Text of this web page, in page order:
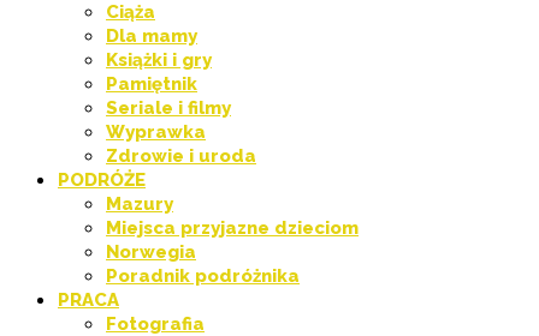
Ciąża
Dla mamy
Książki i gry
Pamiętnik
Seriale i filmy
Wyprawka
Zdrowie i uroda
PODRÓŻE
Mazury
Miejsca przyjazne dzieciom
Norwegia
Poradnik podróżnika
PRACA
Fotografia